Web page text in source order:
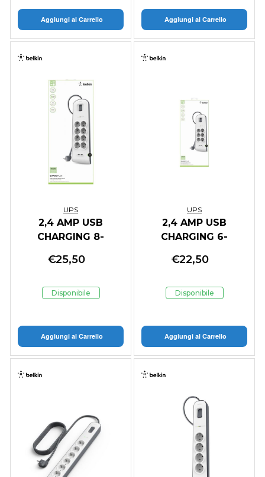
Aggiungi al Carrello Aggiungi al Carrello
UPS
2,4 AMP USB
CHARGING 8-
PROT. STRIP
€25,50
Disponibile
Aggiungi al Carrello
UPS
2,4 AMP USB
CHARGING 6-
PROT. STRIP
€22,50
Disponibile
Aggiungi al Carrello